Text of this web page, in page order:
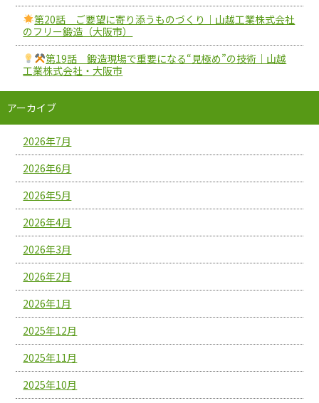
第20話 ご要望に寄り添うものづくり｜山越工業株式会社
のフリー鍛造（大阪市）
第19話 鍛造現場で重要になる“見極め”の技術｜山越
工業株式会社・大阪市
アーカイブ
2026年7月
2026年6月
2026年5月
2026年4月
2026年3月
2026年2月
2026年1月
2025年12月
2025年11月
2025年10月